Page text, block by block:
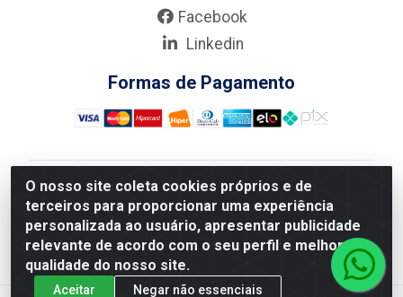
O nosso site coleta cookies próprios e de
terceiros para proporcionar uma experiência
personalizada ao usuário, apresentar publicidade
relevante de acordo com o seu perfil e melhorar a
qualidade do nosso site.
Aceitar Negar não essenciais
Facebook
Linkedin
Formas de Pagamento
Nova Boni Distribuidora de Material de Construção LTDA
- Rua Alice Tibiriçá, 330 - Vila Da Penha, Rio de
Janeiro/RJ - CEP: 21.210-110 - CNPJ: 11.003.135/0001-
27